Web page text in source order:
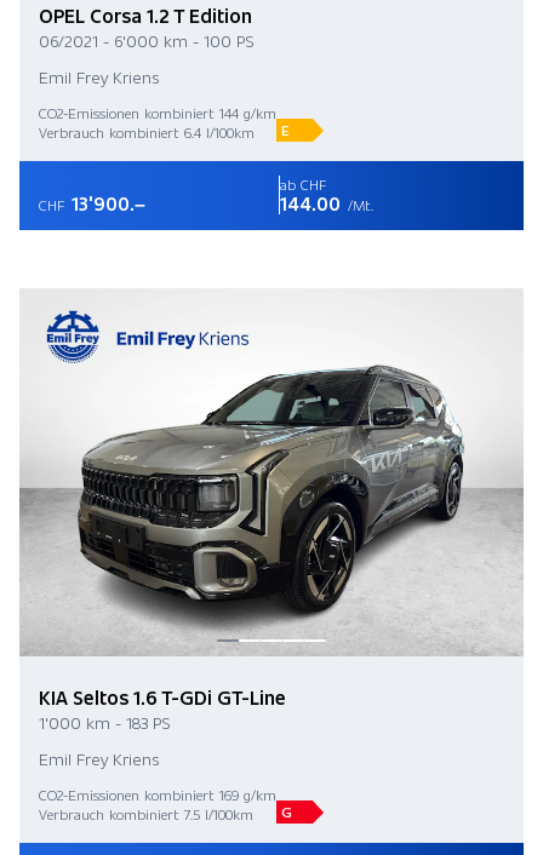
OPEL Corsa 1.2 T Edition
06/2021 - 6'000 km - 100 PS
Emil Frey Kriens
CO2-Emissionen kombiniert 144 g/km
Verbrauch kombiniert 6.4 l/100km
E
CHF 13'900.–
ab CHF
144.00 /Mt.
KIA Seltos 1.6 T-GDi GT-Line
1'000 km - 183 PS
Emil Frey Kriens
CO2-Emissionen kombiniert 169 g/km
Verbrauch kombiniert 7.5 l/100km
G